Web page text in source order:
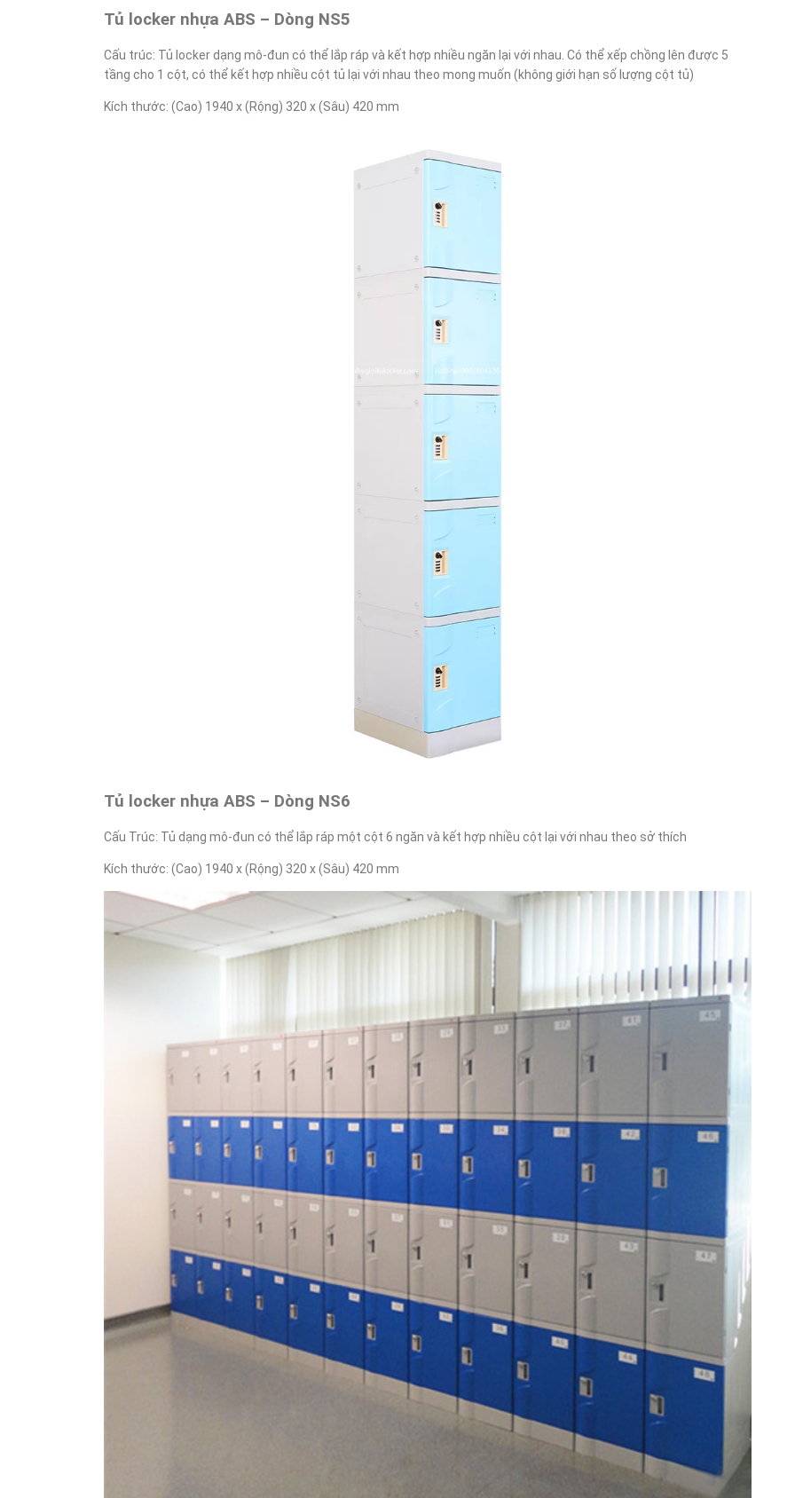
Tủ locker nhựa ABS – Dòng NS5
Cấu trúc: Tủ locker dạng mô-đun có thể lắp ráp và kết hợp nhiều ngăn lại với nhau. Có thể xếp chồng lên được 5
tầng cho 1 cột, có thể kết hợp nhiều cột tủ lại với nhau theo mong muốn (không giới hạn số lượng cột tủ)
Kích thước: (Cao) 1940 x (Rộng) 320 x (Sâu) 420 mm
Tủ locker nhựa ABS – Dòng NS6
Cấu Trúc: Tủ dạng mô-đun có thể lắp ráp một cột 6 ngăn và kết hợp nhiều cột lại với nhau theo sở thích
Kích thước: (Cao) 1940 x (Rộng) 320 x (Sâu) 420 mm